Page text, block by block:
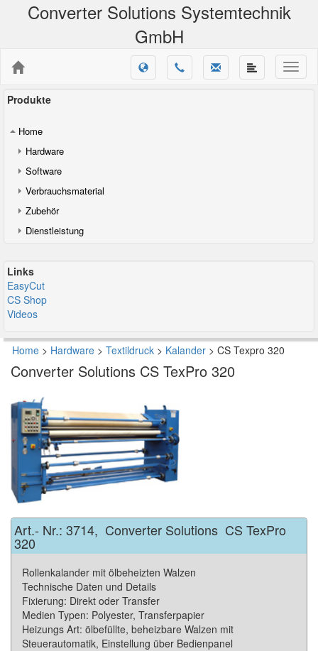
Converter Solutions Systemtechnik
GmbH
Produkte
Home
Hardware
Software
Verbrauchsmaterial
Zubehör
Dienstleistung
Links
EasyCut
CS Shop
Videos
Home > Hardware > Textildruck > Kalander > CS Texpro 320
Converter Solutions CS TexPro 320
Art.- Nr.: 3714, Converter Solutions CS TexPro
320
Rollenkalander mit ölbeheizten Walzen
Technische Daten und Details
Fixierung: Direkt oder Transfer
Medien Typen: Polyester, Transferpapier
Heizungs Art: ölbefüllte, beheizbare Walzen mit
Steuerautomatik, Einstellung über Bedienpanel